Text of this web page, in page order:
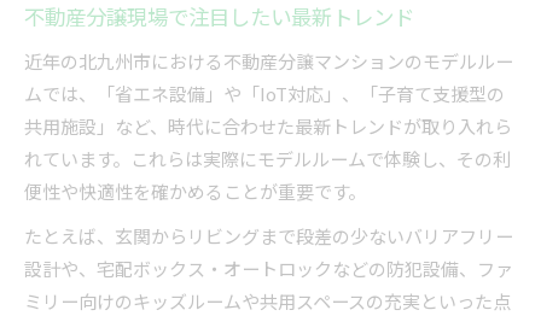
不動産分譲現場で注目したい最新トレンド
近年の北九州市における不動産分譲マンションのモデルルー
ムでは、「省エネ設備」や「IoT対応」、「子育て支援型の
共用施設」など、時代に合わせた最新トレンドが取り入れら
れています。これらは実際にモデルルームで体験し、その利
便性や快適性を確かめることが重要です。
たとえば、玄関からリビングまで段差の少ないバリアフリー
設計や、宅配ボックス・オートロックなどの防犯設備、ファ
ミリー向けのキッズルームや共用スペースの充実といった点